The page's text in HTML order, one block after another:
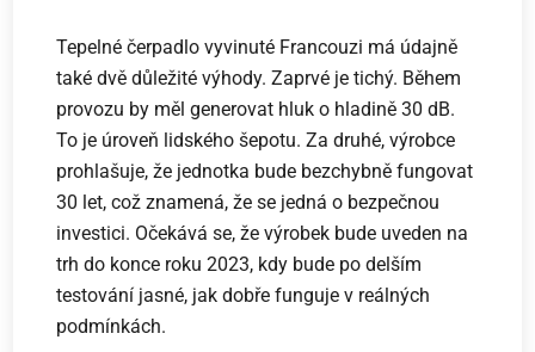
Tepelné čerpadlo vyvinuté Francouzi má údajně
také dvě důležité výhody. Zaprvé je tichý. Během
provozu by měl generovat hluk o hladině 30 dB.
To je úroveň lidského šepotu. Za druhé, výrobce
prohlašuje, že jednotka bude bezchybně fungovat
30 let, což znamená, že se jedná o bezpečnou
investici. Očekává se, že výrobek bude uveden na
trh do konce roku 2023, kdy bude po delším
testování jasné, jak dobře funguje v reálných
podmínkách.